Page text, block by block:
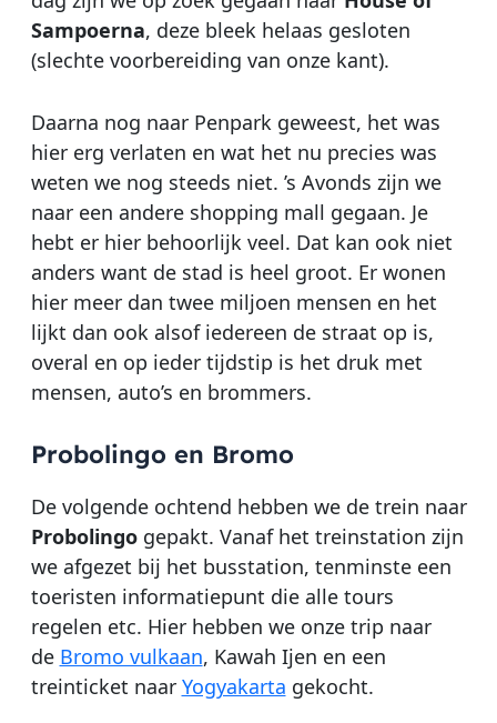
Sampoerna, deze bleek helaas gesloten
(slechte voorbereiding van onze kant).
Daarna nog naar Penpark geweest, het was
hier erg verlaten en wat het nu precies was
weten we nog steeds niet. ’s Avonds zijn we
naar een andere shopping mall gegaan. Je
hebt er hier behoorlijk veel. Dat kan ook niet
anders want de stad is heel groot. Er wonen
hier meer dan twee miljoen mensen en het
lijkt dan ook alsof iedereen de straat op is,
overal en op ieder tijdstip is het druk met
mensen, auto’s en brommers.
Probolingo en Bromo
De volgende ochtend hebben we de trein naar
Probolingogepakt. Vanaf het treinstation zijn
we afgezet bij het busstation, tenminste een
toeristen informatiepunt die alle tours
regelen etc. Hier hebben we onze trip naar
de Bromo vulkaan, Kawah Ijen en een
treinticket naar Yogyakarta gekocht.